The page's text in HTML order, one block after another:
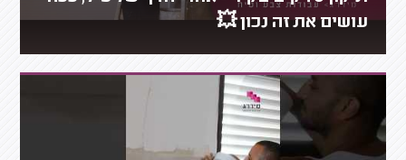
עושים את זה נכון 💥